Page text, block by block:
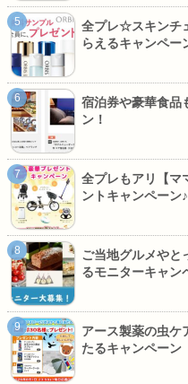
全プレ☆スキンチ
らえるキャンペー
宿泊券や豪華食品
ン！
全プレもアリ【マ
ントキャンペーン♪
ご当地グルメやと
るモニターキャン
アース製薬の虫ケ
たるキャンペーン